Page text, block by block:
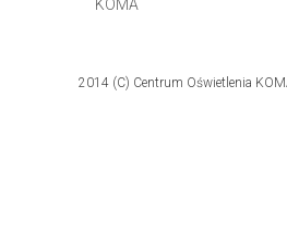
KOMA
2014 (C) Centrum Oświetlenia